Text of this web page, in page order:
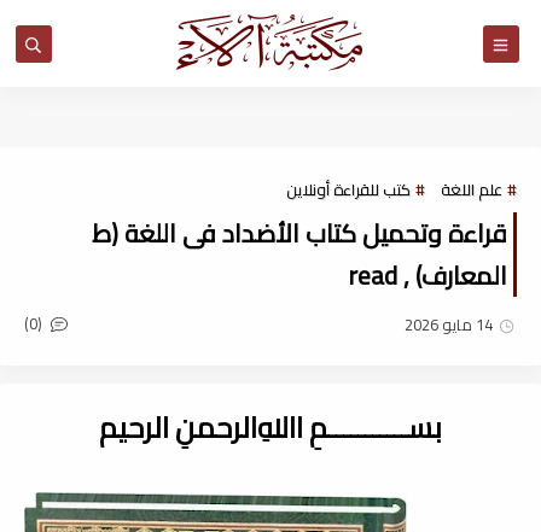
علم اللغة كتب للقراءة أونلاين
قراءة وتحميل كتاب الأضداد فى اللغة (ط
المعارف) , read
14 مايو 2026 (0)
بســـــــــــمِ اﷲِالرحمنِ الرحيم